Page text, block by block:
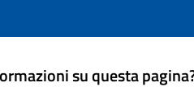
su questa